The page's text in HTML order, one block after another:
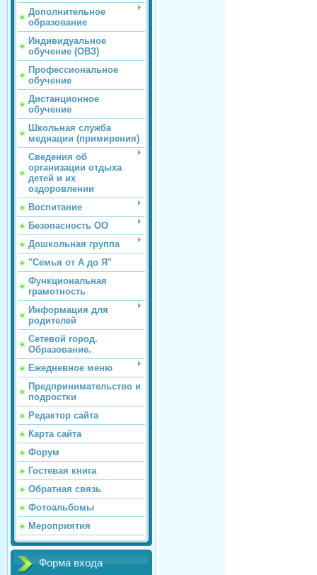
Дополнительное
образование
Индивидуальное
обучение (ОВЗ)
Профессиональное
обучение
Дистанционное
обучение
Школьная служба
медиации (примирения)
Сведения об
организации отдыха
детей и их
оздоровлении
Воспитание
Безопасность ОО
Дошкольная группа
"Семья от А до Я"
Функциональная
грамотность
Информация для
родителей
Сетевой город.
Образование.
Ежедневное меню
Предпринимательство и
подростки
Редактор сайта
Карта сайта
Форум
Гостевая книга
Обратная связь
Фотоальбомы
Мероприятия
Форма входа